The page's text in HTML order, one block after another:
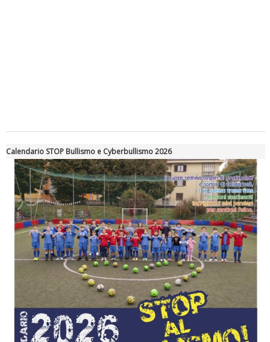
Ddl Lobby, Uisp: “Il Parlamento valorizzi le nostre specificità"
Calendario STOP Bullismo e Cyberbullismo 2026